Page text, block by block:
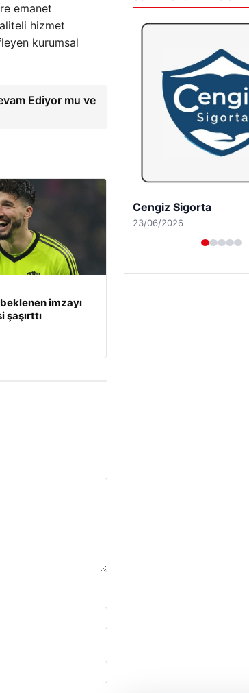
emanet
hizmet
kurumsal
Ediyor mu ve
imzayı
şaşırttı
Hastaş Beton
26/05/2026